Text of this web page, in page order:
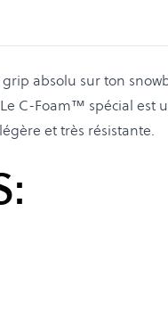
absolu sur ton
C-Foam™ spécial est
et très résistante.